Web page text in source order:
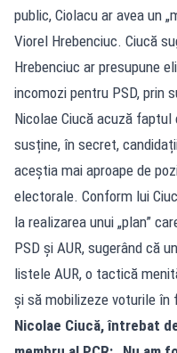
public, Ciolacu ar avea un
Viorel Hrebenciuc. Ciucă
Hrebenciuc ar presupune
incomozi pentru PSD, prin
Nicolae Ciucă acuză
susține, în secret,
aceștia mai aproape de
electorale. Conform lui
la realizarea unui „plan”
PSD și AUR, sugerând că
listele AUR, o tactică
și să mobilizeze voturile în
Nicolae Ciucă, întrebat